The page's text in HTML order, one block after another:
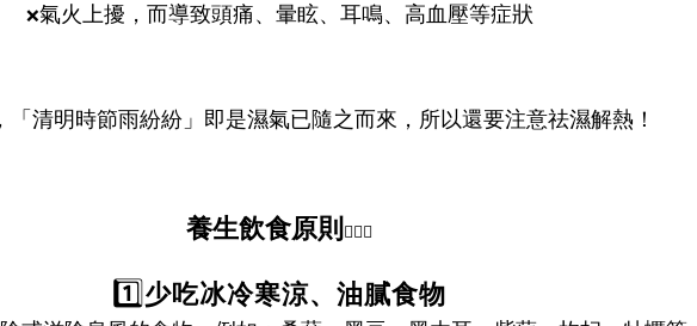
❌氣火上擾，而導致頭痛、暈眩、耳鳴、高血壓等症狀
「清明時節雨紛紛」即是濕氣已隨之而來，所以還要注意祛濕解熱！
養生飲食原則 🏃🏻‍♂️
1️⃣少吃冰冷寒涼、油膩食物